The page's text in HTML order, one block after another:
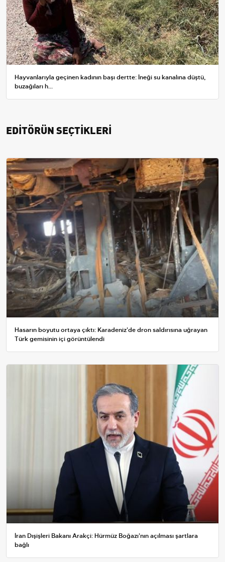
Hayvanlarıyla geçinen kadının başı dertte: İneği su kanalına düştü,
buzağıları h...
EDİTÖRÜN SEÇTİKLERİ
Hasarın boyutu ortaya çıktı: Karadeniz'de dron saldırısına uğrayan
Türk gemisinin içi görüntülendi
İran Dışişleri Bakanı Arakçi: Hürmüz Boğazı'nın açılması şartlara
bağlı